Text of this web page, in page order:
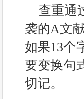
查重通
袭的A文
如果13个
要变换句
切记。